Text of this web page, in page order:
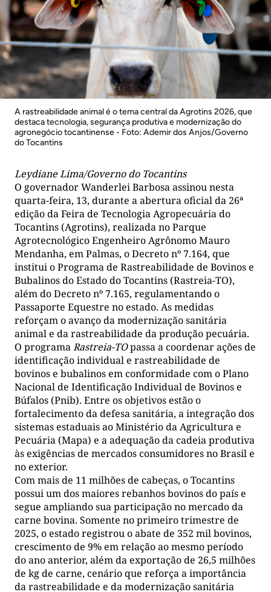
A rastreabilidade animal é o tema central da Agrotins 2026, que
destaca tecnologia, segurança produtiva e modernização do
agronegócio tocantinense - Foto: Ademir dos Anjos/Governo
do Tocantins
Leydiane Lima/Governo do Tocantins
O governador Wanderlei Barbosa assinou nesta
quarta-feira, 13, durante a abertura oficial da 26ª
edição da Feira de Tecnologia Agropecuária do
Tocantins (Agrotins), realizada no Parque
Agrotecnológico Engenheiro Agrônomo Mauro
Mendanha, em Palmas, o Decreto nº 7.164, que
institui o Programa de Rastreabilidade de Bovinos e
Bubalinos do Estado do Tocantins (Rastreia-TO),
além do Decreto nº 7.165, regulamentando o
Passaporte Equestre no estado. As medidas
reforçam o avanço da modernização sanitária
animal e da rastreabilidade da produção pecuária.
O programaRastreia-TOpassa a coordenar ações de
identificação individual e rastreabilidade de
bovinos e bubalinos em conformidade com o Plano
Nacional de Identificação Individual de Bovinos e
Búfalos (Pnib). Entre os objetivos estão o
fortalecimento da defesa sanitária, a integração dos
sistemas estaduais ao Ministério da Agricultura e
Pecuária (Mapa) e a adequação da cadeia produtiva
às exigências de mercados consumidores no Brasil e
no exterior.
Com mais de 11 milhões de cabeças, o Tocantins
possui um dos maiores rebanhos bovinos do país e
segue ampliando sua participação no mercado da
carne bovina. Somente no primeiro trimestre de
2025, o estado registrou o abate de 352 mil bovinos,
crescimento de 9% em relação ao mesmo período
do ano anterior, além da exportação de 26,5 milhões
de kg de carne, cenário que reforça a importância
da rastreabilidade e da modernização sanitária